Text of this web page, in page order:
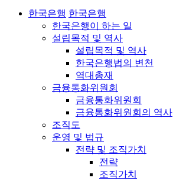
한국은행 한국은행
한국은행이 하는 일
설립목적 및 역사
설립목적 및 역사
한국은행법의 변천
역대총재
금융통화위원회
금융통화위원회
금융통화위원회의 역사
조직도
운영 및 법규
전략 및 조직가치
전략
조직가치